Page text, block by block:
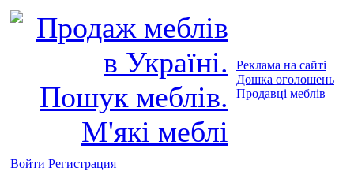
Реклама на сайті
Дошка оголошень
Продавці меблів
Войти Регистрация